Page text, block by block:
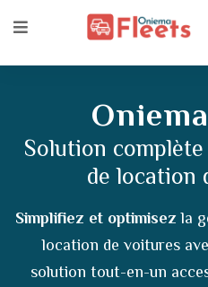
Oniema
Solution
de location
Simplifiez et optimisezla
location de voitures
solution tout-en-un